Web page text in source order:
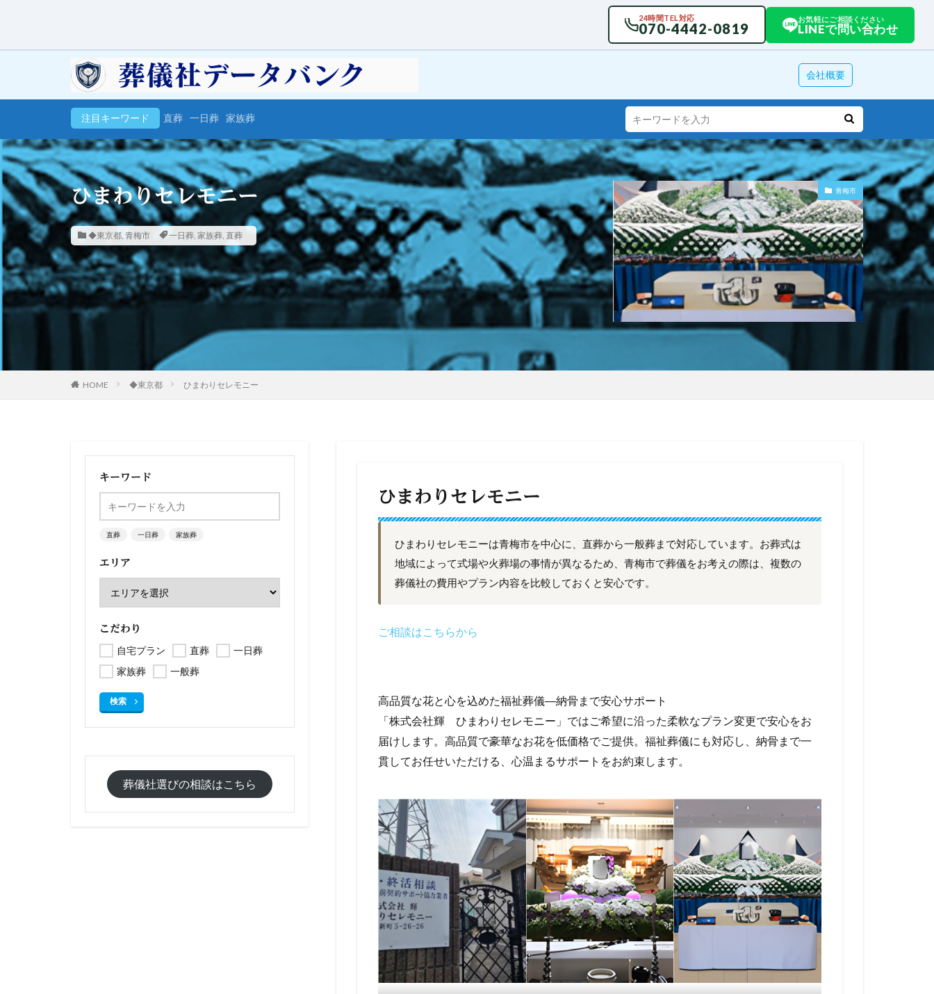
24時間TEL対応
070-4442-0819
お気軽にご相談ください
LINEで問い合わせ
会社概要
注目キーワード 直葬 一日葬 家族葬
ひまわりセレモニー
◆東京都, 青梅市 一日葬, 家族葬, 直葬
青梅市
HOME ◆東京都 ひまわりセレモニー
ひまわりセレモニー
ひまわりセレモニーは青梅市を中心に、直葬から一般葬まで対応しています。お葬式は
地域によって式場や火葬場の事情が異なるため、青梅市で葬儀をお考えの際は、複数の
葬儀社の費用やプラン内容を比較しておくと安心です。
ご相談はこちらから
高品質な花と心を込めた福祉葬儀―納骨まで安心サポート
「株式会社輝 ひまわりセレモニー」ではご希望に沿った柔軟なプラン変更で安心をお
届けします。高品質で豪華なお花を低価格でご提供。福祉葬儀にも対応し、納骨まで一
貫してお任せいただける、心温まるサポートをお約束します。
キーワード
直葬 一日葬 家族葬
エリア
こだわり
自宅プラン 直葬
一日葬
家族葬
一般葬
検索
葬儀社選びの相談はこちら